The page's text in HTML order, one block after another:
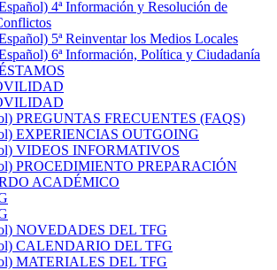
4ª Información y Resolución de
5ª Reinventar los Medios Locales
6ª Información, Política y Ciudadanía
PREGUNTAS FRECUENTES (FAQS)
EXPERIENCIAS OUTGOING
VIDEOS INFORMATIVOS
PROCEDIMIENTO PREPARACIÓN
ACADÉMICO
NOVEDADES DEL TFG
CALENDARIO DEL TFG
MATERIALES DEL TFG